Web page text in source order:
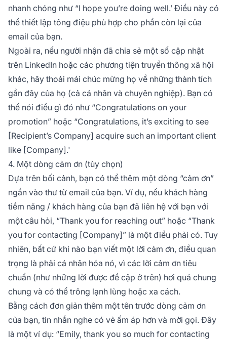
nhanh chóng như “I hope you’re doing well.’ Điều này có
thể thiết lập tông điệu phù hợp cho phần còn lại của
email của bạn.
Ngoài ra, nếu người nhận đã chia sẻ một số cập nhật
trên LinkedIn hoặc các phương tiện truyền thông xã hội
khác, hãy thoải mái chúc mừng họ về những thành tích
gần đây của họ (cả cá nhân và chuyên nghiệp). Bạn có
thể nói điều gì đó như “Congratulations on your
promotion” hoặc “Congratulations, it’s exciting to see
[Recipient’s Company] acquire such an important client
like [Company].'
4. Một dòng cảm ơn (tùy chọn)
Dựa trên bối cảnh, bạn có thể thêm một dòng “cảm ơn”
ngắn vào thư từ email của bạn. Ví dụ, nếu khách hàng
tiềm năng / khách hàng của bạn đã liên hệ với bạn với
một câu hỏi, “Thank you for reaching out” hoặc “Thank
you for contacting [Company]” là một điều phải có. Tuy
nhiên, bất cứ khi nào bạn viết một lời cảm ơn, điều quan
trọng là phải cá nhân hóa nó, vì các lời cảm ơn tiêu
chuẩn (như những lời được đề cập ở trên) hơi quá chung
chung và có thể trông lạnh lùng hoặc xa cách.
Bằng cách đơn giản thêm một tên trước dòng cảm ơn
của bạn, tin nhắn nghe có vẻ ấm áp hơn và mời gọi. Đây
là một ví dụ: “Emily, thank you so much for contacting